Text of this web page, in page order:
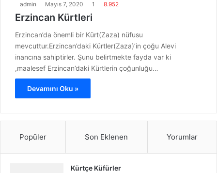
admin Mayıs 7, 2020 1 8.952
Erzincan Kürtleri
Erzincan’da önemli bir Kürt(Zaza) nüfusu
mevcuttur.Erzincan’daki Kürtler(Zaza)’in çoğu Alevi
inancına sahiptirler. Şunu belirtmekte fayda var ki
,maalesef Erzincan’daki Kürtlerin çoğunluğu…
Devamını Oku »
Popüler Son Eklenen Yorumlar
Kürtçe Küfürler